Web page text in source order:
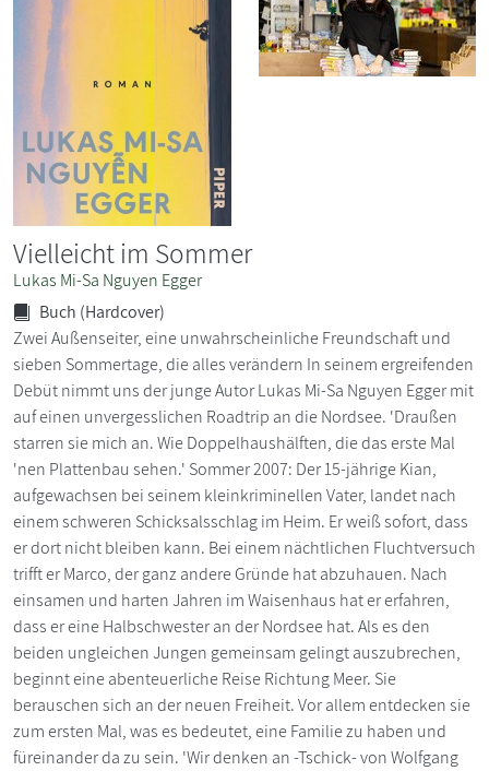
Vielleicht im Sommer
Lukas Mi-Sa Nguyen Egger
Buch (Hardcover)
Zwei Außenseiter, eine unwahrscheinliche Freundschaft und
sieben Sommertage, die alles verändern In seinem ergreifenden
Debüt nimmt uns der junge Autor Lukas Mi-Sa Nguyen Egger mit
auf einen unvergesslichen Roadtrip an die Nordsee. 'Draußen
starren sie mich an. Wie Doppelhaushälften, die das erste Mal
'nen Plattenbau sehen.' Sommer 2007: Der 15-jährige Kian,
aufgewachsen bei seinem kleinkriminellen Vater, landet nach
einem schweren Schicksalsschlag im Heim. Er weiß sofort, dass
er dort nicht bleiben kann. Bei einem nächtlichen Fluchtversuch
trifft er Marco, der ganz andere Gründe hat abzuhauen. Nach
einsamen und harten Jahren im Waisenhaus hat er erfahren,
dass er eine Halbschwester an der Nordsee hat. Als es den
beiden ungleichen Jungen gemeinsam gelingt auszubrechen,
beginnt eine abenteuerliche Reise Richtung Meer. Sie
berauschen sich an der neuen Freiheit. Vor allem entdecken sie
zum ersten Mal, was es bedeutet, eine Familie zu haben und
füreinander da zu sein. 'Wir denken an -Tschick- von Wolfgang